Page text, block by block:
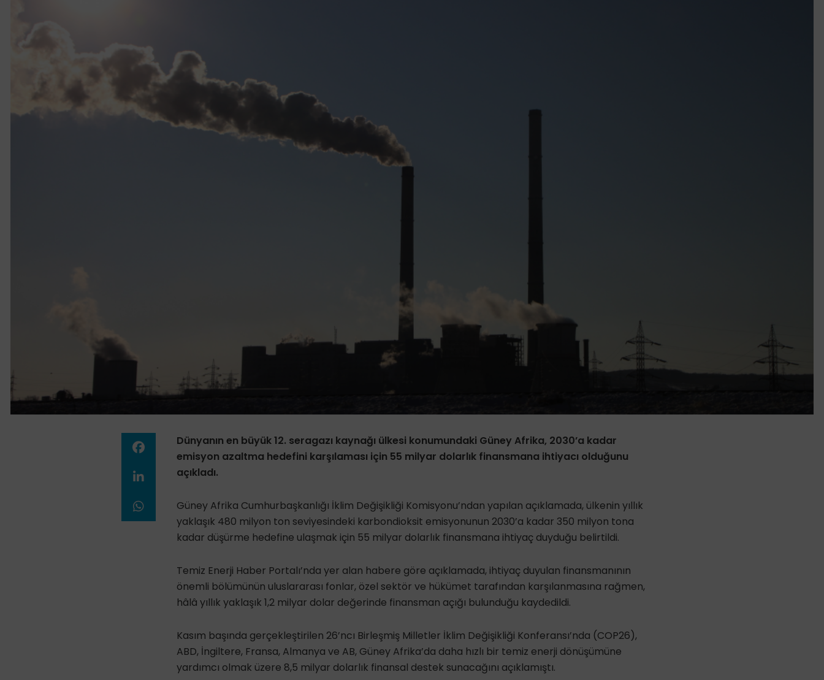
Dünyanın en büyük 12. seragazı kaynağı ülkesi konumundaki Güney Afrika, 2030’a kadar
emisyon azaltma hedefini karşılaması için 55 milyar dolarlık finansmana ihtiyacı olduğunu
açıkladı.
Güney Afrika Cumhurbaşkanlığı İklim Değişikliği Komisyonu’ndan yapılan açıklamada, ülkenin yıllık
yaklaşık 480 milyon ton seviyesindeki karbondioksit emisyonunun 2030’a kadar 350 milyon tona
kadar düşürme hedefine ulaşmak için 55 milyar dolarlık finansmana ihtiyaç duyduğu belirtildi.
Temiz Enerji Haber Portalı’nda yer alan habere göre açıklamada, ihtiyaç duyulan finansmanının
önemli bölümünün uluslararası fonlar, özel sektör ve hükümet tarafından karşılanmasına rağmen,
hâlâ yıllık yaklaşık 1,2 milyar dolar değerinde finansman açığı bulunduğu kaydedildi.
Kasım başında gerçekleştirilen 26’ncı Birleşmiş Milletler İklim Değişikliği Konferansı’nda (COP26),
ABD, İngiltere, Fransa, Almanya ve AB, Güney Afrika’da daha hızlı bir temiz enerji dönüşümüne
yardımcı olmak üzere 8,5 milyar dolarlık finansal destek sunacağını açıklamıştı.